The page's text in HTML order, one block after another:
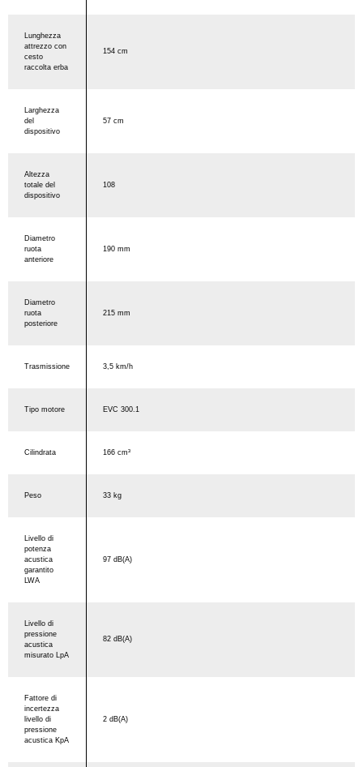
Lunghezza
attrezzo con
cesto
raccolta erba
154 cm
Larghezza
del
dispositivo
57 cm
Altezza
totale del
dispositivo
108
Diametro
ruota
anteriore
190 mm
Diametro
ruota
posteriore
215 mm
Trasmissione 3,5 km/h
Tipo motore EVC 300.1
Cilindrata 166 cm³
Peso 33 kg
Livello di
potenza
acustica
garantito
LWA
97 dB(A)
Livello di
pressione
acustica
misurato LpA
82 dB(A)
Fattore di
incertezza
livello di
pressione
acustica KpA
2 dB(A)